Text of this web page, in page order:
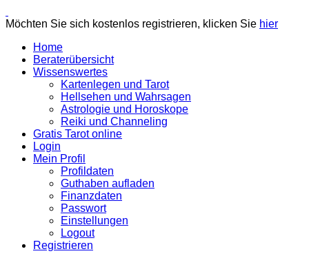
Möchten Sie sich kostenlos registrieren, klicken Sie hier
Home
Beraterübersicht
Wissenswertes
Kartenlegen und Tarot
Hellsehen und Wahrsagen
Astrologie und Horoskope
Reiki und Channeling
Gratis Tarot online
Login
Mein Profil
Profildaten
Guthaben aufladen
Finanzdaten
Passwort
Einstellungen
Logout
Registrieren